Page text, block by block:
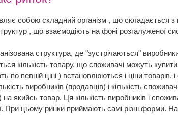
собою складний організм , що складається з
, що взаємодіють на фоні розгалуженої
структура, де "зустрічаються"
кількість товару, що споживачі можуть купити
певній ціні ) встановлюються і ціни товарів,
виробників (продавців) і кількість
на якийсь товар. Ця кількість виробників і
При цьому ринки приймають самі різні форми.